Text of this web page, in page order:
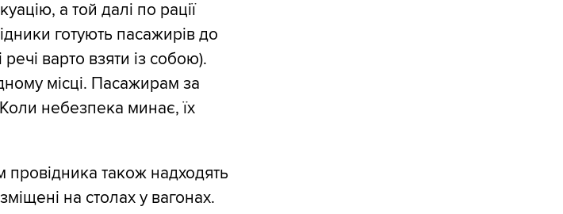
а той далі по рації
готують пасажирів до
речі варто взяти із собою).
місці. Пасажирам за
небезпека минає, їх
провідника також надходять
на столах у вагонах.